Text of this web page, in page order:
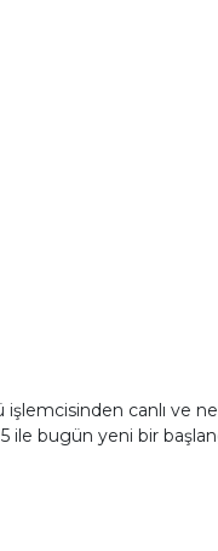
canlı ve
bugün yeni bir